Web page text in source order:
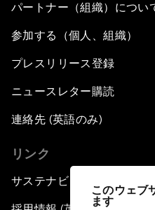
このウェブ
ます
パートナー（組織）につい
参加する（個人、組織）
プレスリリース登録
ニュースレター購読
連絡先 (英語のみ)
リンク
サステナビリティへの取り